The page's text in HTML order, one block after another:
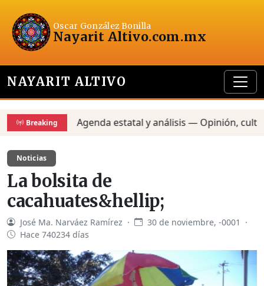
Oscar González Bonilla
Nayarit Altivo.com.mx
NAYARIT ALTIVO
BreakingAgenda estatal y análisis — Opinión, cultura
Noticias
La bolsita de
cacahuates&hellip;
José Ma. Narváez Ramírez ·
30 de noviembre, -0001 ·
Hace 740234 días